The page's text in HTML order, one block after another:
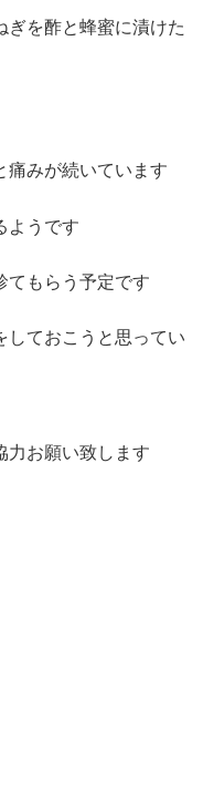
ぎを酢と蜂蜜に漬けた
痛みが続いています
ようです
てもらう予定です
しておこうと思ってい
力お願い致します